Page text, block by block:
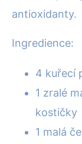
antioxidanty.
Ingredience:
4 kuřecí
1 zralé
kostičky
1 malá